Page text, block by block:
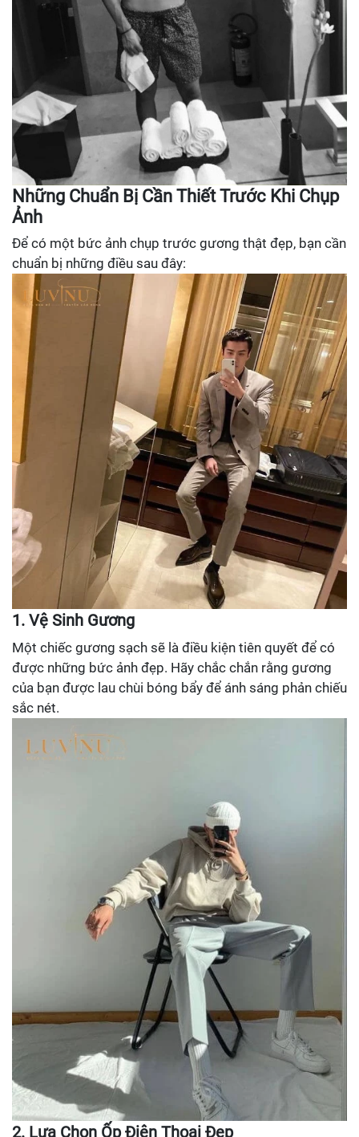
Những Chuẩn Bị Cần Thiết Trước Khi Chụp
Ảnh
Để có một bức ảnh chụp trước gương thật đẹp, bạn cần
chuẩn bị những điều sau đây:
1. Vệ Sinh Gương
Một chiếc gương sạch sẽ là điều kiện tiên quyết để có
được những bức ảnh đẹp. Hãy chắc chắn rằng gương
của bạn được lau chùi bóng bẩy để ánh sáng phản chiếu
sắc nét.
2. Lựa Chọn Ốp Điện Thoại Đẹp